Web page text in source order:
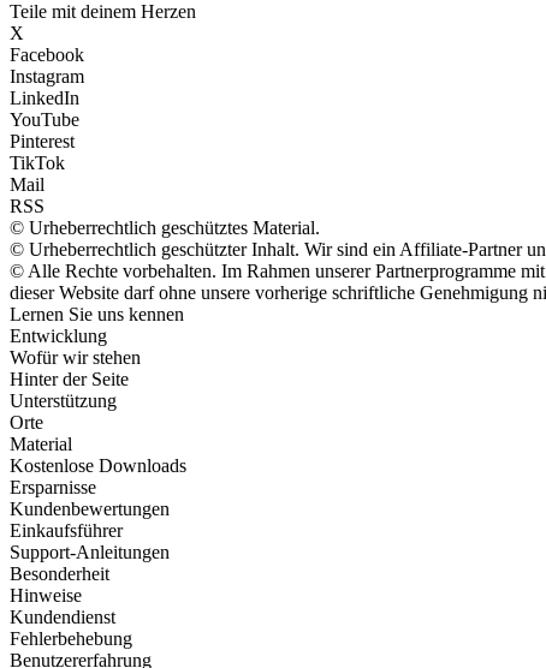
Teile mit deinem Herzen
X
Facebook
Instagram
LinkedIn
YouTube
Pinterest
TikTok
Mail
RSS
© Urheberrechtlich geschütztes Material.
© Urheberrechtlich geschützter Inhalt. Wir sind ein Affiliate-Partner
© Alle Rechte vorbehalten. Im Rahmen unserer Partnerprogramme
dieser Website darf ohne unsere vorherige schriftliche Genehmigung
Lernen Sie uns kennen
Entwicklung
Wofür wir stehen
Hinter der Seite
Unterstützung
Orte
Material
Kostenlose Downloads
Ersparnisse
Kundenbewertungen
Einkaufsführer
Support-Anleitungen
Besonderheit
Hinweise
Kundendienst
Fehlerbehebung
Benutzererfahrung